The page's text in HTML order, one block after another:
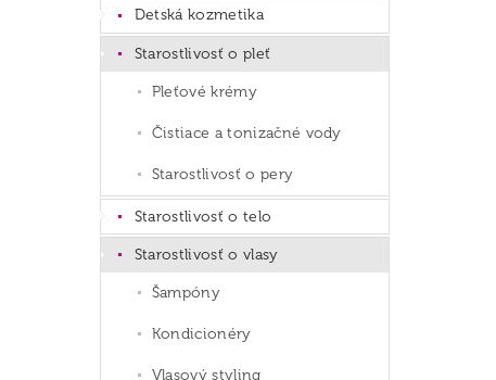
Detská kozmetika
Starostlivosť o pleť
Pleťové krémy
Čistiace a tonizačné vody
Starostlivosť o pery
Starostlivosť o telo
Starostlivosť o vlasy
Šampóny
Kondicionéry
Vlasový styling